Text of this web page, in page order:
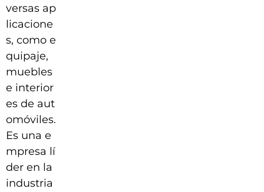
versas ap
licacione
s, como e
quipaje,
muebles
e interior
es de aut
omóviles.
Es una e
mpresa lí
der en la
industria